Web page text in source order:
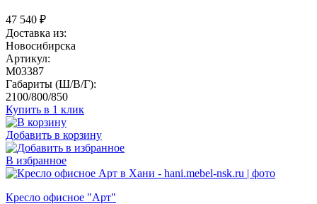
47 540 ₽
Доставка из:
Новосибирска
Артикул:
M03387
Габариты (Ш/В/Г):
2100/800/850
Купить в 1 клик
Добавить в корзину
В избранное
Кресло офисное "Арт"